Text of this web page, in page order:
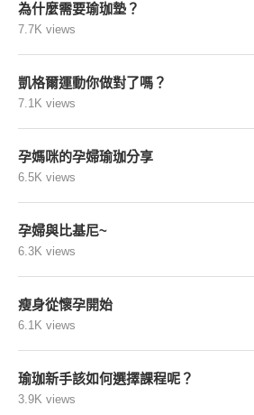
為什麼需要瑜珈墊？
7.7K views
凱格爾運動你做對了嗎？
7.1K views
孕媽咪的孕婦瑜珈分享
6.5K views
孕婦與比基尼~
6.3K views
瘦身從懷孕開始
6.1K views
瑜珈新手該如何選擇課程呢？
3.9K views